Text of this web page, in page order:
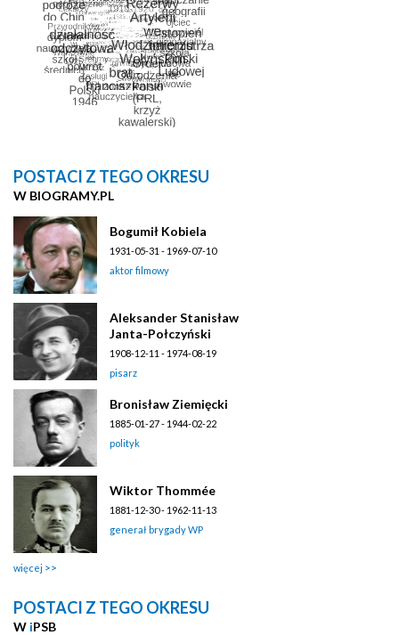
POSTACI Z TEGO OKRESU
W BIOGRAMY.PL
Bogumił Kobiela
1931-05-31 - 1969-07-10
aktor filmowy
Aleksander Stanisław
Janta-Połczyński
1908-12-11 - 1974-08-19
pisarz
Bronisław Ziemięcki
1885-01-27 - 1944-02-22
polityk
Wiktor Thommée
1881-12-30 - 1962-11-13
generał brygady WP
więcej
POSTACI Z TEGO OKRESU
W iPSB